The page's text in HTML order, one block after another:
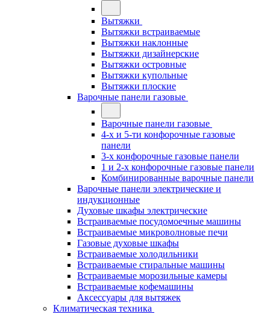
Вытяжки
Вытяжки встраиваемые
Вытяжки наклонные
Вытяжки дизайнерские
Вытяжки островные
Вытяжки купольные
Вытяжки плоские
Варочные панели газовые
Варочные панели газовые
4-х и 5-ти конфорочные газовые
панели
3-х конфорочные газовые панели
1 и 2-х конфорочные газовые панели
Комбинированные варочные панели
Варочные панели электрические и
индукционные
Духовые шкафы электрические
Встраиваемые посудомоечные машины
Встраиваемые микроволновые печи
Газовые духовые шкафы
Встраиваемые холодильники
Встраиваемые стиральные машины
Встраиваемые морозильные камеры
Встраиваемые кофемашины
Аксессуары для вытяжек
Климатическая техника